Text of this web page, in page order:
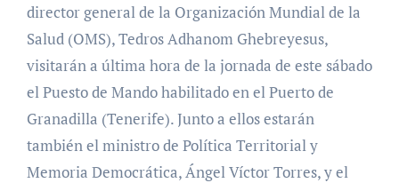
director general de la Organización Mundial de la
Salud (OMS), Tedros Adhanom Ghebreyesus,
visitarán a última hora de la jornada de este sábado
el Puesto de Mando habilitado en el Puerto de
Granadilla (Tenerife). Junto a ellos estarán
también el ministro de Política Territorial y
Memoria Democrática, Ángel Víctor Torres, y el